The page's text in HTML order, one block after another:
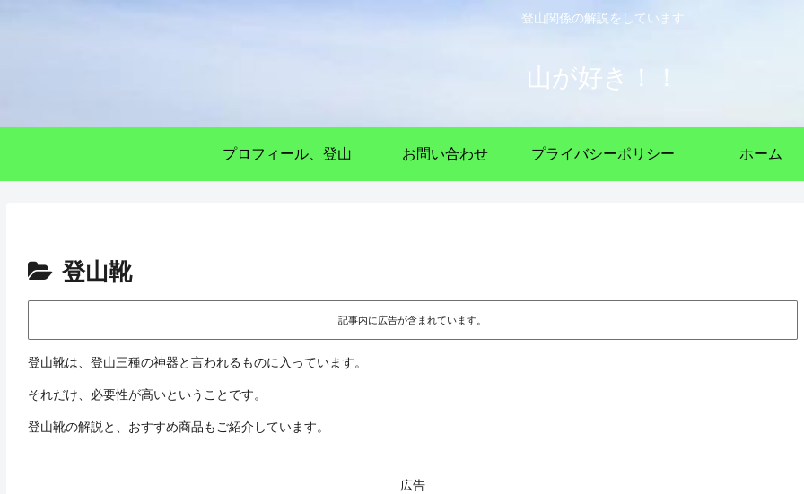
登山関係の解説をしています
山が好き！！
プロフィール、登山 お問い合わせ プライバシーポリシー ホーム
登山靴
記事内に広告が含まれています。
登山靴は、登山三種の神器と言われるものに入っています。
それだけ、必要性が高いということです。
登山靴の解説と、おすすめ商品もご紹介しています。
広告